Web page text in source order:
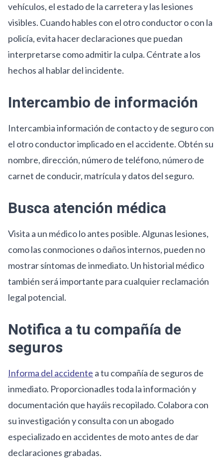
vehículos, el estado de la carretera y las lesiones
visibles. Cuando hables con el otro conductor o con la
policía, evita hacer declaraciones que puedan
interpretarse como admitir la culpa. Céntrate a los
hechos al hablar del incidente.
Intercambio de información
Intercambia información de contacto y de seguro con
el otro conductor implicado en el accidente. Obtén su
nombre, dirección, número de teléfono, número de
carnet de conducir, matrícula y datos del seguro.
Busca atención médica
Visita a un médico lo antes posible. Algunas lesiones,
como las conmociones o daños internos, pueden no
mostrar síntomas de inmediato. Un historial médico
también será importante para cualquier reclamación
legal potencial.
Notifica a tu compañía de
seguros
Informa del accidente a tu compañía de seguros de
inmediato. Proporcionadles toda la información y
documentación que hayáis recopilado. Colabora con
su investigación y consulta con un abogado
especializado en accidentes de moto antes de dar
declaraciones grabadas.